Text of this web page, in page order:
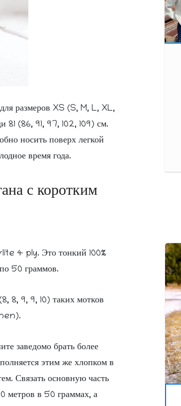
размеров XS (S, M, L, XL,
(86, 91, 97, 102, 109) см.
носить поверх легкой
время года.
с коротким
4 ply. Это тонкий 100%
50 граммов.
8, 9, 9, 10) таких мотков
заведомо брать более
этим же хлопком в
Связать основную часть
метров в 50 граммах, а